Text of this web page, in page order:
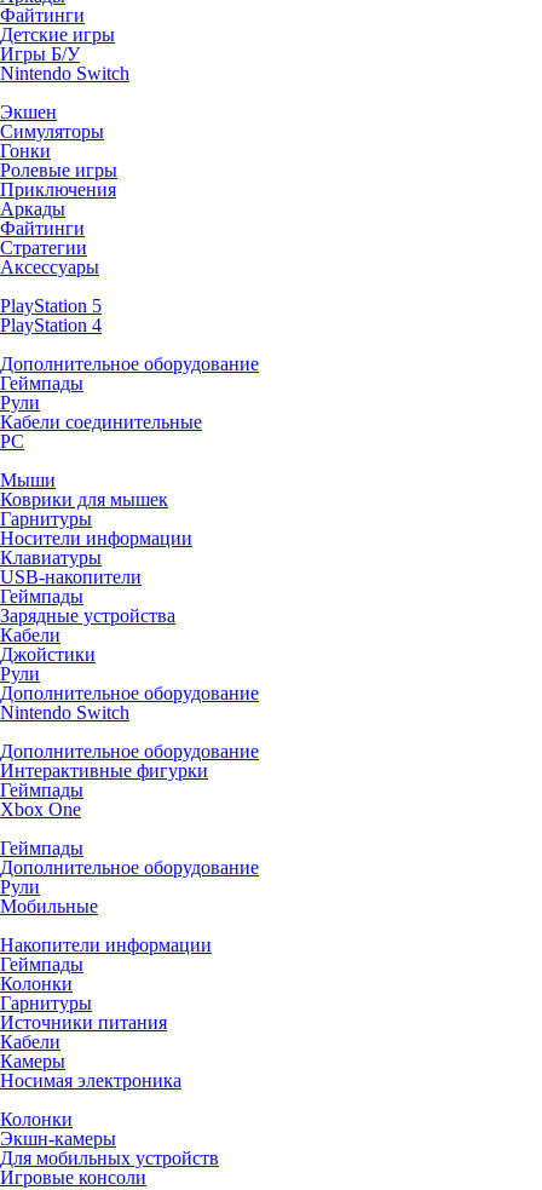
Файтинги
Детские игры
Игры Б/У
Nintendo Switch
Экшен
Симуляторы
Гонки
Ролевые игры
Приключения
Аркады
Файтинги
Стратегии
Аксессуары
PlayStation 5
PlayStation 4
Дополнительное оборудование
Геймпады
Рули
Кабели соединительные
PC
Мыши
Коврики для мышек
Гарнитуры
Носители информации
Клавиатуры
USB-накопители
Геймпады
Зарядные устройства
Кабели
Джойстики
Рули
Дополнительное оборудование
Nintendo Switch
Дополнительное оборудование
Интерактивные фигурки
Геймпады
Xbox One
Геймпады
Дополнительное оборудование
Рули
Мобильные
Накопители информации
Геймпады
Колонки
Гарнитуры
Источники питания
Кабели
Камеры
Носимая электроника
Колонки
Экшн-камеры
Для мобильных устройств
Игровые консоли